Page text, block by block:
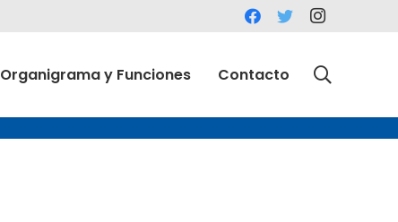
Organigrama y Funciones Contacto